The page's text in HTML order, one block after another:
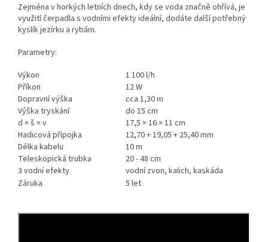
Zejména v horkých letních dnech, kdy se voda značně ohřívá, je
využití čerpadla s vodními efekty ideální, dodáte další potřebný
kyslík jezírku a rybám.
Parametry:
Výkon
1 100 l/h
Příkon
12 W
Dopravní výška
cca 1,30 m
Výška tryskání
do 15 cm
d × š × v
17,5 × 16 × 11 cm
Hadicová přípojka
12,70 + 19,05 + 25,40 mm
Délka kabelu
10 m
Teleskopická trubka
20 - 48 cm
3 vodní efekty
vodní zvon, kalich, kaskáda
Záruka
5 let